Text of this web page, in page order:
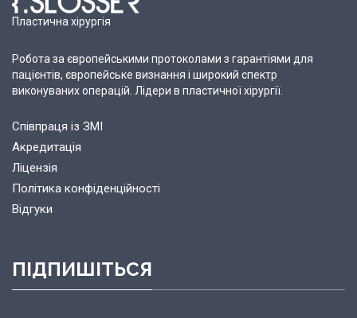
Пластична хірургія
Робота за європейськими протоколами з гарантіями для
пацієнтів, європейське визнання і широкий спектр
виконуваних операцій. Лідери в пластичної хірургії.
Співпраця із ЗМІ
Акредитація
Ліцензія
Політика конфіденційності
Відгуки
ПІДПИШІТЬСЯ